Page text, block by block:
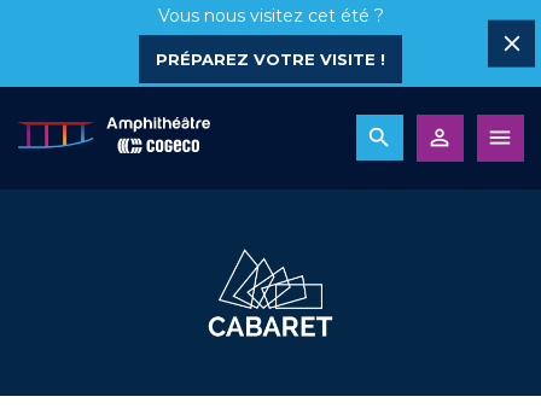
Vous nous visitez cet été ?
PRÉPAREZ VOTRE VISITE !